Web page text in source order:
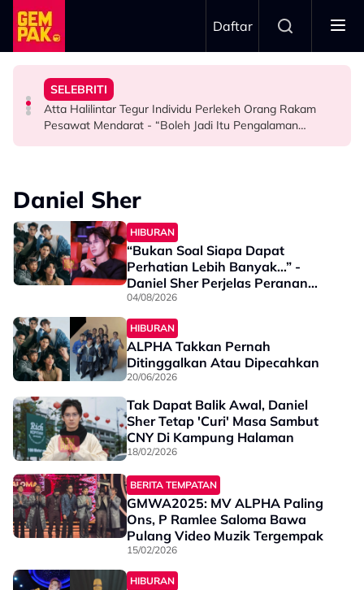
Skip to main content
Daftar
SELEBRITI
“Biarlah Mereka Yang Pilih” - Jinggo Nasihat Ibu Bapa
Jangan Terlalu Campuri Urusan Rumah Tangga Anak
SELEBRITI
Atta Halilintar Tegur Individu Perlekeh Orang Rakam
Pesawat Mendarat - “Boleh Jadi Itu Pengalaman
HIBURAN
Kembali Ubati Kerinduan Peminat, Syafiq Farhain Tampil
Dengan ‘Cinta Luka’ - “Ketika Pertama Kali
Mendengar…”
HIBURAN
M. Nasir Pilih Aliff Aziz, Melinda Dadew Hidupkan Kisah
Mansur & Liu
Daniel Sher
HIBURAN
“Bukan Soal Siapa Dapat
Perhatian Lebih Banyak…” -
Daniel Sher Perjelas Peranan
Ketua ALPHA, Nafi Ahli Lain
Mahu 'Curi Spotlight'
04/08/2026
HIBURAN
ALPHA Takkan Pernah
Ditinggalkan Atau Dipecahkan
20/06/2026
Tak Dapat Balik Awal, Daniel
Sher Tetap 'Curi' Masa Sambut
CNY Di Kampung Halaman
18/02/2026
BERITA TEMPATAN
GMWA2025: MV ALPHA Paling
Ons, P Ramlee Saloma Bawa
Pulang Video Muzik Tergempak
15/02/2026
HIBURAN